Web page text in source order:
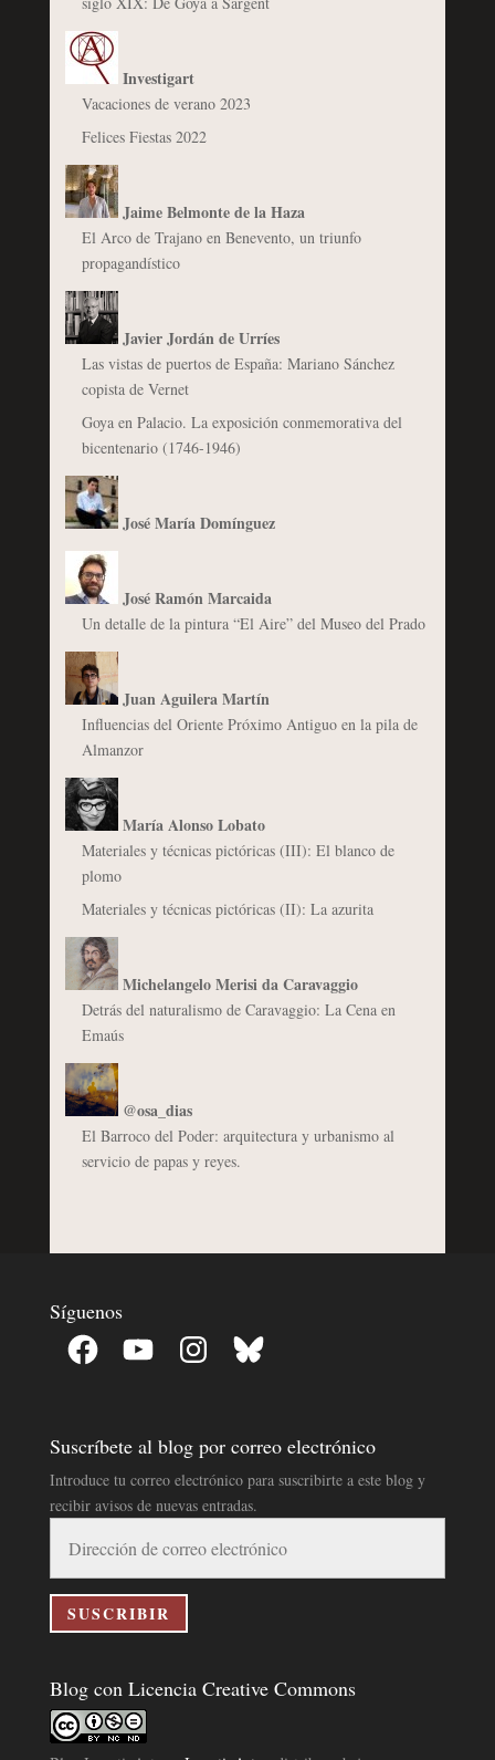
Investigart
Vacaciones de verano 2023
Felices Fiestas 2022
Jaime Belmonte de la Haza
El Arco de Trajano en Benevento, un triunfo
propagandístico
Javier Jordán de Urríes
Las vistas de puertos de España: Mariano Sánchez
copista de Vernet
Goya en Palacio. La exposición conmemorativa del
bicentenario (1746-1946)
José María Domínguez
José Ramón Marcaida
Un detalle de la pintura “El Aire” del Museo del Prado
Juan Aguilera Martín
Influencias del Oriente Próximo Antiguo en la pila de
Almanzor
María Alonso Lobato
Materiales y técnicas pictóricas (III): El blanco de
plomo
Materiales y técnicas pictóricas (II): La azurita
Michelangelo Merisi da Caravaggio
Detrás del naturalismo de Caravaggio: La Cena en
Emaús
@osa_dias
El Barroco del Poder: arquitectura y urbanismo al
servicio de papas y reyes.
Síguenos
Facebook YouTube InstagramBluesky
Suscríbete al blog por correo electrónico
Introduce tu correo electrónico para suscribirte a este blog y
recibir avisos de nuevas entradas.
correo
electrónico
SUSCRIBIR
Blog con Licencia Creative Commons